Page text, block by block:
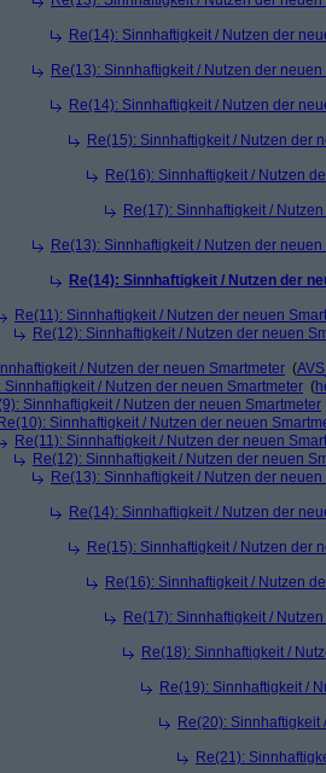
Re(14): Sinnhaftigkeit / Nutzen der
Re(13): Sinnhaftigkeit / Nutzen der neuen
Re(14): Sinnhaftigkeit / Nutzen der
Re(15): Sinnhaftigkeit / Nutzen der
Re(16): Sinnhaftigkeit / Nutzen
Re(17): Sinnhaftigkeit /
Re(13): Sinnhaftigkeit / Nutzen der neuen
Re(14): Sinnhaftigkeit / Nutzen der
Re(11): Sinnhaftigkeit / Nutzen der neuen
Re(12): Sinnhaftigkeit / Nutzen der neuen
/ Nutzen der neuen Smartmeter (
Sinnhaftigkeit / Nutzen der neuen Smartmeter (
Sinnhaftigkeit / Nutzen der neuen Smartmeter
Re(10): Sinnhaftigkeit / Nutzen der neuen
Re(11): Sinnhaftigkeit / Nutzen der neuen
Re(12): Sinnhaftigkeit / Nutzen der neuen
Re(13): Sinnhaftigkeit / Nutzen der neuen
Re(14): Sinnhaftigkeit / Nutzen der
Re(15): Sinnhaftigkeit / Nutzen der
Re(16): Sinnhaftigkeit / Nutzen
Re(17): Sinnhaftigkeit /
Re(18): Sinnhaftigkeit /
Re(19): Sinnhaftigkeit /
Re(20): Sinnhaftigkeit
Re(21):